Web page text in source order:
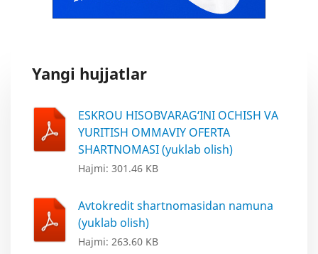
Yangi hujjatlar
ESKROU HISOBVARAG‘INI OCHISH VA
YURITISH OMMAVIY OFERTA
SHARTNOMASI (yuklab olish)
Hajmi: 301.46 KB
Avtokredit shartnomasidan namuna
(yuklab olish)
Hajmi: 263.60 KB